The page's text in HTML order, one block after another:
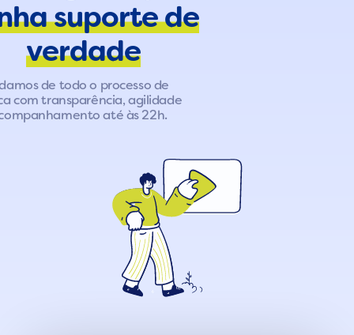
suporte de
verdade
de todo o processo de
com transparência, agilidade
até às 22h.